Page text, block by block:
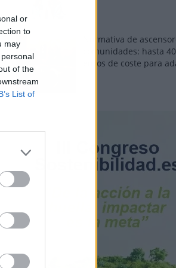
or
to
may
of the
List of
Normativa de
comunidades: hasta
euros de coste para